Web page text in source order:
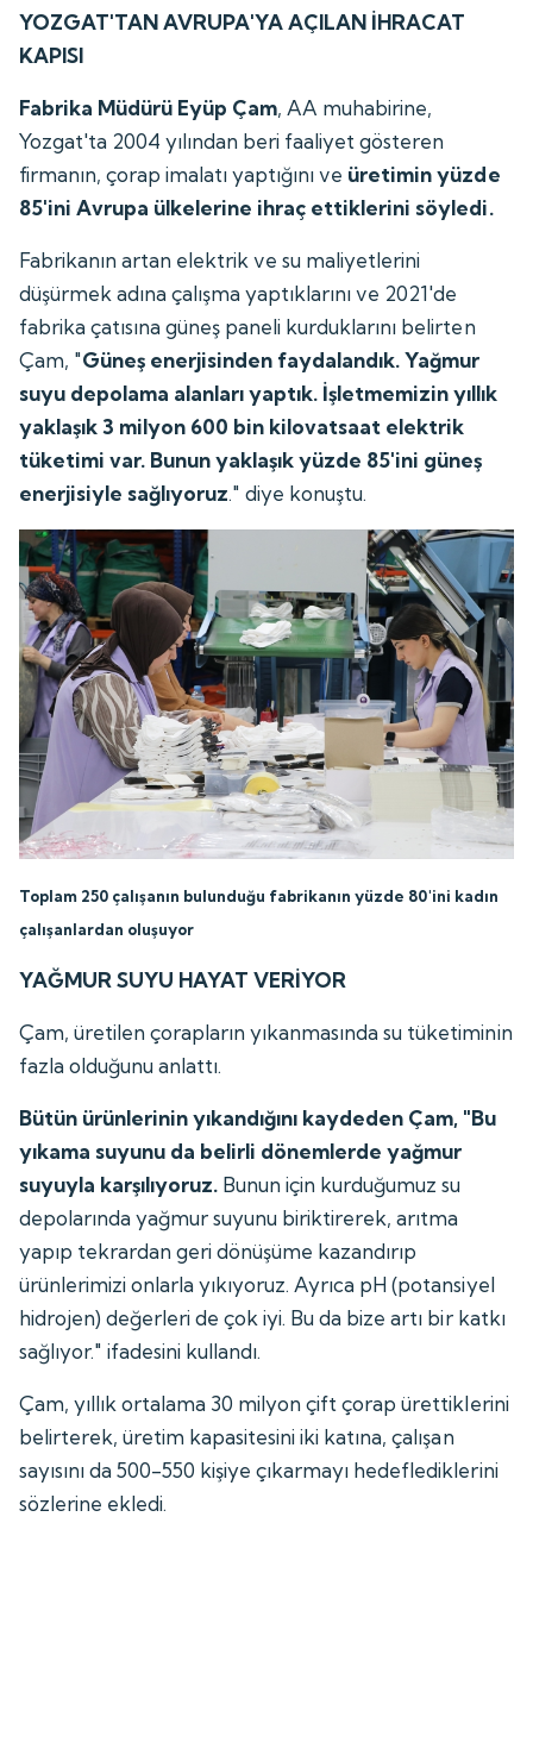
YOZGAT'TAN AVRUPA'YA AÇILAN İHRACAT
KAPISI
Fabrika Müdürü Eyüp Çam, AA muhabirine,
Yozgat'ta 2004 yılından beri faaliyet gösteren
firmanın, çorap imalatı yaptığını ve üretimin yüzde
85'ini Avrupa ülkelerine ihraç ettiklerini söyledi.
Fabrikanın artan elektrik ve su maliyetlerini
düşürmek adına çalışma yaptıklarını ve 2021'de
fabrika çatısına güneş paneli kurduklarını belirten
Çam, "Güneş enerjisinden faydalandık. Yağmur
suyu depolama alanları yaptık. İşletmemizin yıllık
yaklaşık 3 milyon 600 bin kilovatsaat elektrik
tüketimi var. Bunun yaklaşık yüzde 85'ini güneş
enerjisiyle sağlıyoruz." diye konuştu.
Toplam 250 çalışanın bulunduğu fabrikanın yüzde 80'ini kadın
çalışanlardan oluşuyor
YAĞMUR SUYU HAYAT VERİYOR
Çam, üretilen çorapların yıkanmasında su tüketiminin
fazla olduğunu anlattı.
Bütün ürünlerinin yıkandığını kaydeden Çam, "Bu
yıkama suyunu da belirli dönemlerde yağmur
suyuyla karşılıyoruz. Bunun için kurduğumuz su
depolarında yağmur suyunu biriktirerek, arıtma
yapıp tekrardan geri dönüşüme kazandırıp
ürünlerimizi onlarla yıkıyoruz. Ayrıca pH (potansiyel
hidrojen) değerleri de çok iyi. Bu da bize artı bir katkı
sağlıyor." ifadesini kullandı.
Çam, yıllık ortalama 30 milyon çift çorap ürettiklerini
belirterek, üretim kapasitesini iki katına, çalışan
sayısını da 500-550 kişiye çıkarmayı hedeflediklerini
sözlerine ekledi.